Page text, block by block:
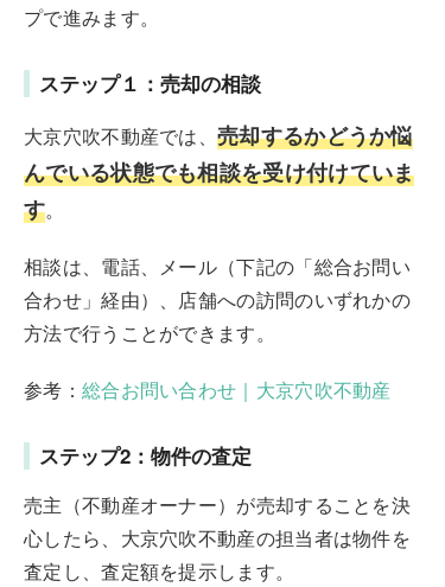
プで進みます。
ステップ１：売却の相談
大京穴吹不動産では、 売却するかどうか悩
んでいる状態でも相談を受け付けていま
す。
相談は、電話、メール（下記の「総合お問い
合わせ」経由）、店舗への訪問のいずれかの
方法で行うことができます。
参考： 総合お問い合わせ｜大京穴吹不動産
ステップ2：物件の査定
売主（不動産オーナー）が売却することを決
心したら、大京穴吹不動産の担当者は物件を
査定し、査定額を提示します。